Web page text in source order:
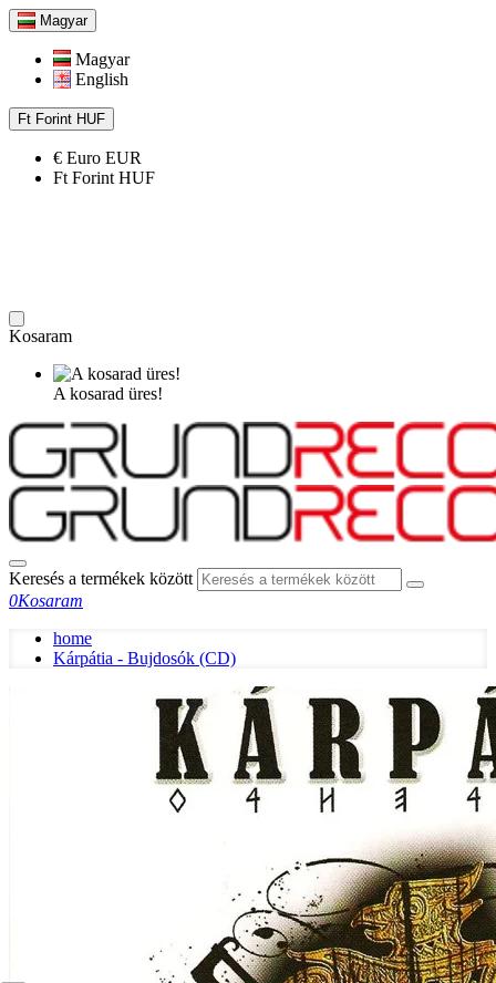
Magyar
Magyar
English
Ft Forint HUF
€ Euro EUR
Ft Forint HUF
Kosaram
A kosarad üres!
Keresés a termékek között
0Kosaram
home
Kárpátia - Bujdosók (CD)